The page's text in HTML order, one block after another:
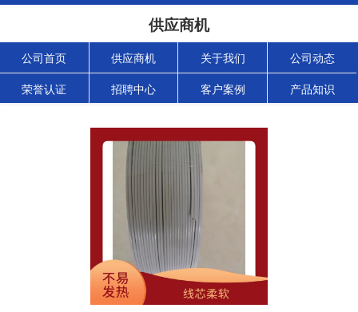
供应商机
公司首页 供应商机 关于我们 公司动态
荣誉认证 招聘中心 客户案例 产品知识